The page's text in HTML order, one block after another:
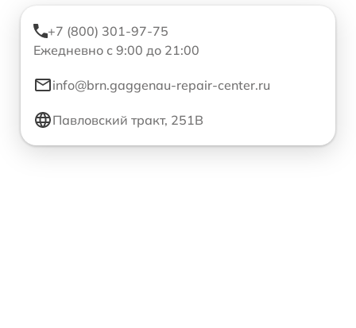
+7 (800) 301-97-75
Ежедневно с 9:00 до 21:00
info@brn.gaggenau-repair-center.ru
Павловский тракт, 251В